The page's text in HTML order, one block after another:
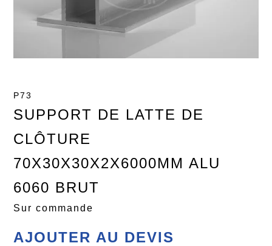
P73
SUPPORT DE LATTE DE
CLÔTURE
70X30X30X2X6000MM ALU
6060 BRUT
Sur commande
AJOUTER AU DEVIS